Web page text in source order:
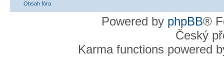
Obsah fóra
Powered by phpBB®
Český
Karma functions powered